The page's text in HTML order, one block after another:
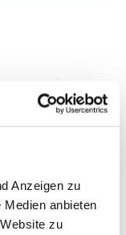
Anzeigen zu
anbieten
zu